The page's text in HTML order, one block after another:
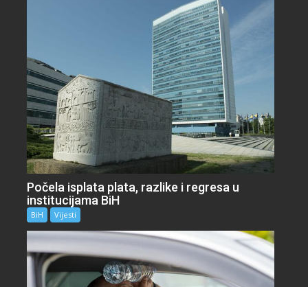
Počela isplata plata, razlike i regresa u
institucijama BiH
BiH Vijesti